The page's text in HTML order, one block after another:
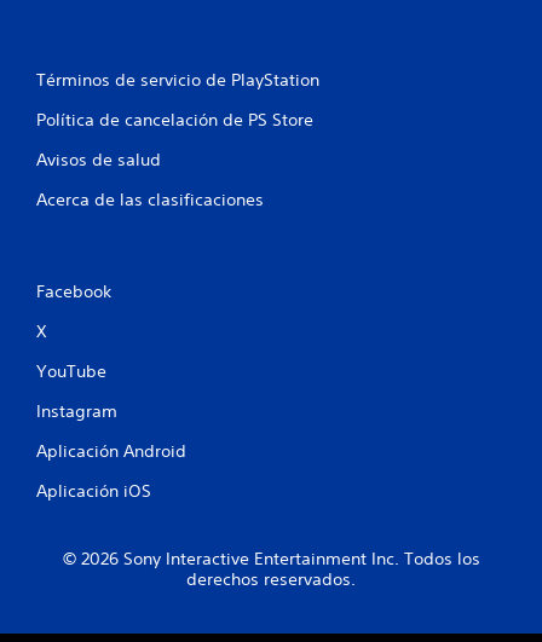
c
Términos de servicio de PlayStation
Política de cancelación de PS Store
Avisos de salud
Acerca de las clasificaciones
Facebook
X
YouTube
Instagram
Aplicación Android
Aplicación iOS
© 2026 Sony Interactive Entertainment Inc. Todos los
derechos reservados.